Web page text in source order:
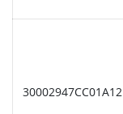
30002947CC01A12